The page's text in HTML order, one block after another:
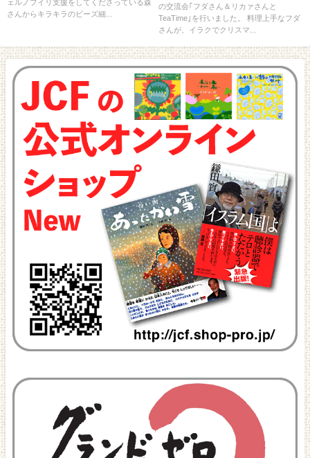
ェルノブイリ支援をしてくださっている森
さんからキラキラのビーズ細...
の交流会｢フダさん＆リカァさんと
TeaTime｣を行いました。 料理上手なフダ
さんが、イラクでクリスマ...